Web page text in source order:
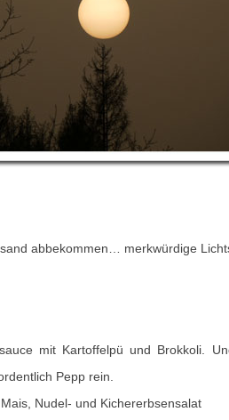
abbekommen… merkwürdige
mit Kartoffelpü und Brokkoli.
Pepp rein.
Nudel- und Kichererbsensalat